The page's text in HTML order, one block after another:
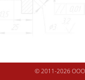
© 2011-2026 ООО